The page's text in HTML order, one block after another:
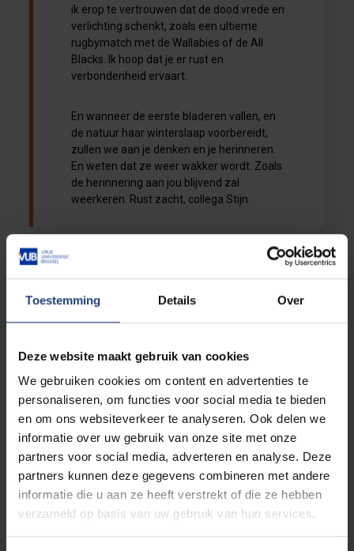
Toestemming Details Over
Deze website maakt gebruik van cookies
We gebruiken cookies om content en advertenties te
personaliseren, om functies voor social media te bieden
en om ons websiteverkeer te analyseren. Ook delen we
informatie over uw gebruik van onze site met onze
partners voor social media, adverteren en analyse. Deze
partners kunnen deze gegevens combineren met andere
informatie die u aan ze heeft verstrekt of die ze hebben
verzameld op basis van uw gebruik van hun services.
ik erop te vertrouwen dat de dood vrede en
verlichting schenkt, zoals een ultieme
rugbymatch met de Wallabies of de All
Blacks. Ik hoop dat je er rust en
verbondenheid ervaart.
En wanneer de eerste bladeren vallen, en
de natuur haar winterslaap voorbereidt,
zullen we aan je denken en je herinneren.
En weten dat ze weer wakker wordt. Zoals
de herinnering aan jou blijvend zal
weerkeren. Rust zacht, collega Stijn.
01/10/2023 12:59
Bedankt dat jullie er waren voor Stijn.
28/09/2023 05:11
Kurt Tilkin
beste Stijn, Stijn in short,
vanaf het eerste sollicitatiegesprek was er
je energie, goed humeur en enthousiasme
zodat het voor ons een evidentie was om